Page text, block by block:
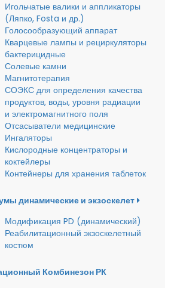
Игольчатые валики и аппликаторы
(Ляпко, Fosta и др.)
Голосообразующий аппарат
Кварцевые лампы и рециркуляторы
бактерицидные
Солевые камни
Магнитотерапия
СОЭКС для определения качества
продуктов, воды, уровня радиации
и электромагнитного поля
Отсасыватели медицинские
Ингаляторы
Кислородные концентраторы и
коктейлеры
Контейнеры для хранения таблеток
динамические и экзоскелет
Модификация PD (динамический)
Реабилитационный экзоскелетный
костюм
Комбинезон РК